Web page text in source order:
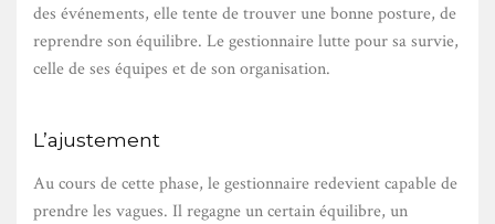
des événements, elle tente de trouver une bonne posture, de
reprendre son équilibre. Le gestionnaire lutte pour sa survie,
celle de ses équipes et de son organisation.
L’ajustement
Au cours de cette phase, le gestionnaire redevient capable de
prendre les vagues. Il regagne un certain équilibre, un